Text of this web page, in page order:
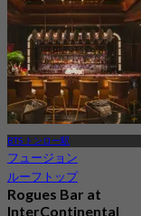
BTS トンロー駅
フュージョン
ルーフトップ
Rogues Bar at
InterContinental